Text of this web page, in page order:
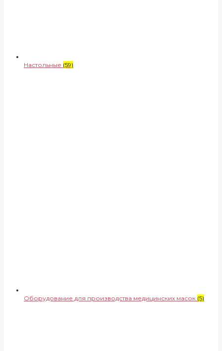
Настольные (59)
Оборудование для производства медицинских масок (5)